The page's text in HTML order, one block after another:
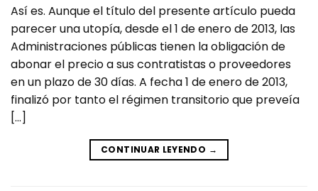
Así es. Aunque el título del presente artículo pueda
parecer una utopía, desde el 1 de enero de 2013, las
Administraciones públicas tienen la obligación de
abonar el precio a sus contratistas o proveedores
en un plazo de 30 días. A fecha 1 de enero de 2013,
finalizó por tanto el régimen transitorio que preveía
[…]
CONTINUAR LEYENDO →